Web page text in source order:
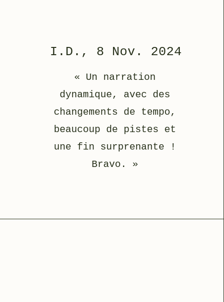
I.D., 8 Nov. 2024
« Un narration
dynamique, avec des
changements de tempo,
beaucoup de pistes et
une fin surprenante !
Bravo. »